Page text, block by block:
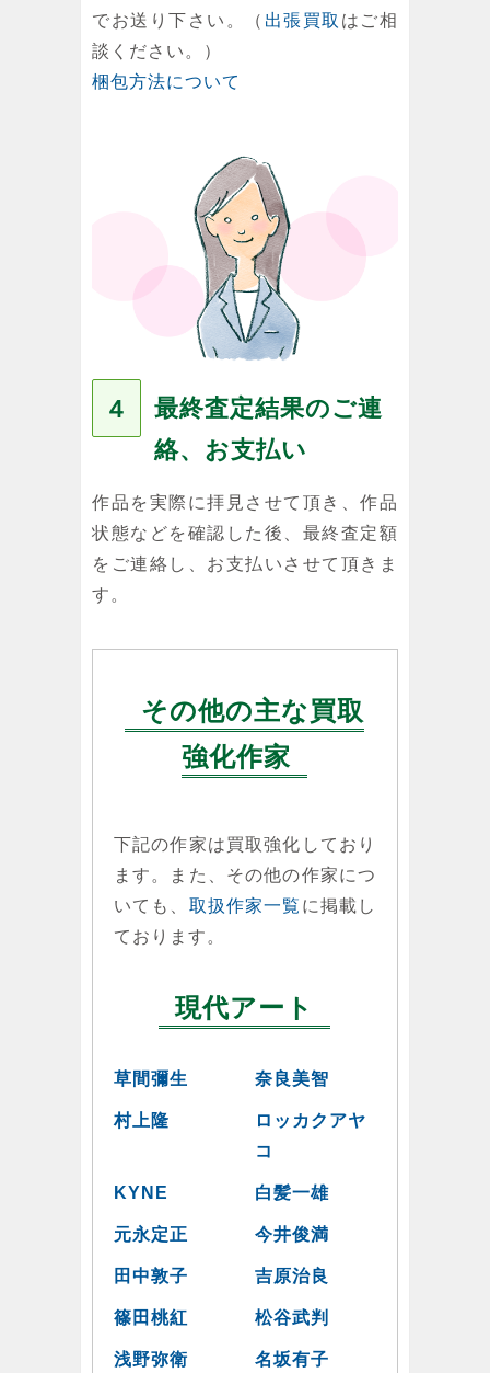
でお送り下さい。（ 出張買取 はご相
談ください。）
梱包方法について
４
最終査定結果のご連
絡、お支払い
作品を実際に拝見させて頂き、作品
状態などを確認した後、最終査定額
をご連絡し、お支払いさせて頂きま
す。
その他の主な買取
強化作家
下記の作家は買取強化しており
ます。また、その他の作家につ
いても、 取扱作家一覧 に掲載し
ております。
現代アート
草間彌生 奈良美智
村上隆
ロッカクアヤ
コ
KYNE 白髪一雄
元永定正 今井俊満
田中敦子 吉原治良
篠田桃紅 松谷武判
浅野弥衛 名坂有子